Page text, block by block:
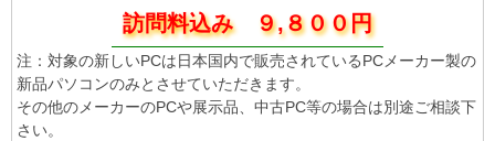
訪問料込み ９,８００円
注：対象の新しいPCは日本国内で販売されているPCメーカー製の
新品パソコンのみとさせていただきます。
その他のメーカーのPCや展示品、中古PC等の場合は別途ご相談下
さい。